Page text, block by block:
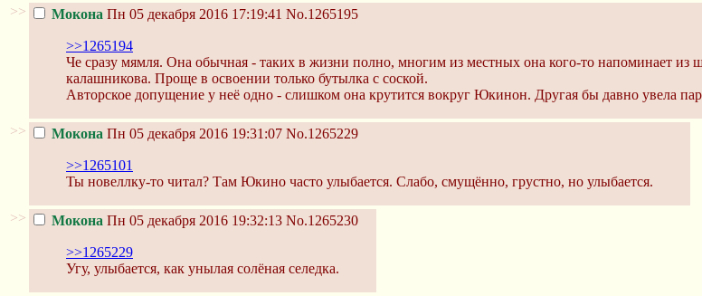
>> Мокона Пн 05 декабря 2016 17:19:41 No.1265195
>>1265194
Че сразу мямля. Она обычная - таких в жизни полно, многим из местных она кого-то напоминает
калашникова. Проще в освоении только бутылка с соской.
Авторское допущение у неё одно - слишком она крутится вокруг Юкинон. Другая бы давно увела
>> Мокона Пн 05 декабря 2016 19:31:07 No.1265229
>>1265101
Ты новеллку-то читал? Там Юкино часто улыбается. Слабо, смущённо, грустно, но улыбается.
>> Мокона Пн 05 декабря 2016 19:32:13 No.1265230
>>1265229
Угу, улыбается, как унылая солёная селедка.